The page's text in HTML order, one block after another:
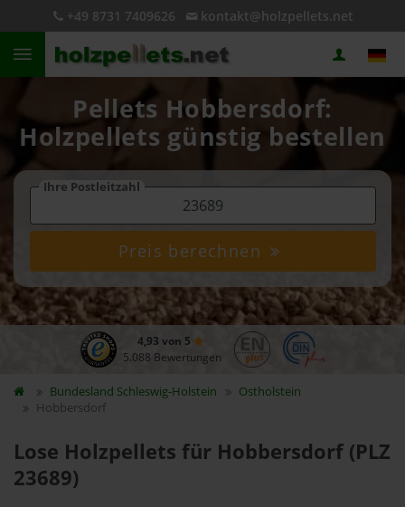
+49 8731 7409626 kontakt@holzpellets.net
Pellets Hobbersdorf:
Holzpellets günstig bestellen
Ihre Postleitzahl
Preis berechnen
4,93 von 5
5.088 Bewertungen
Bundesland Schleswig-Holstein
Ostholstein
Hobbersdorf
Lose Holzpellets für Hobbersdorf (PLZ
23689)